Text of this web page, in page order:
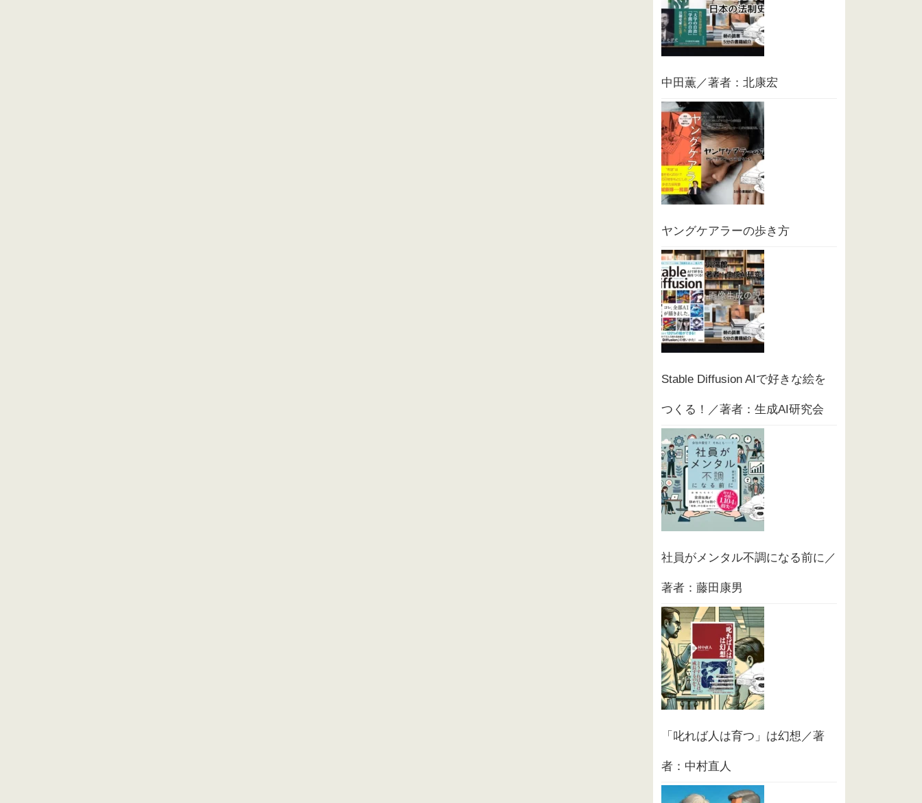
中田薫／著者：北康宏
ヤングケアラーの歩き方
Stable Diffusion AIで好きな絵を
つくる！／著者：生成AI研究会
社員がメンタル不調になる前に／
著者：藤田康男
「叱れば人は育つ」は幻想／著
者：中村直人